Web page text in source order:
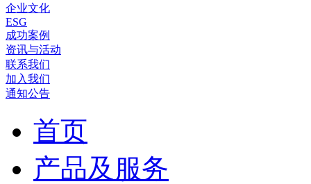
企业文化
ESG
成功案例
资讯与活动
联系我们
加入我们
通知公告
首页
产品及服务